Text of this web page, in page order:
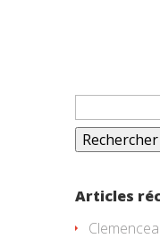
Rechercher :
Articles